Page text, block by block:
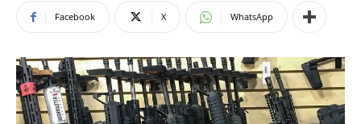
Facebook X WhatsApp